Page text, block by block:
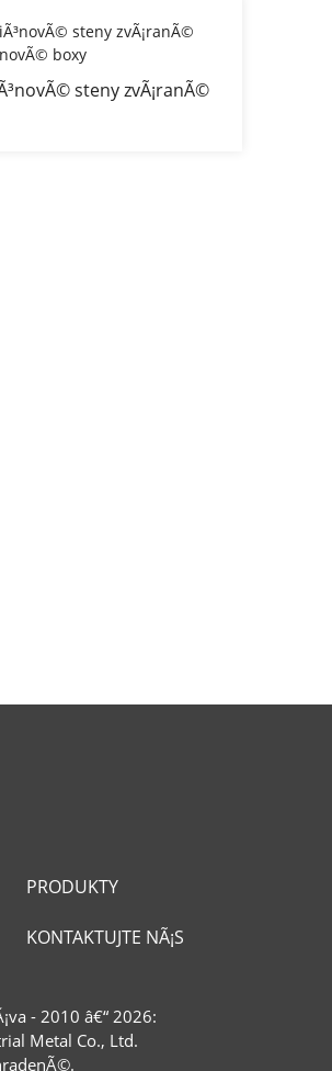
steny zvÃ¡ranÃ©
PRODUKTY
KONTAKTUJTE NÃ¡S
- 2010 â€“ 2026:
Metal Co., Ltd.